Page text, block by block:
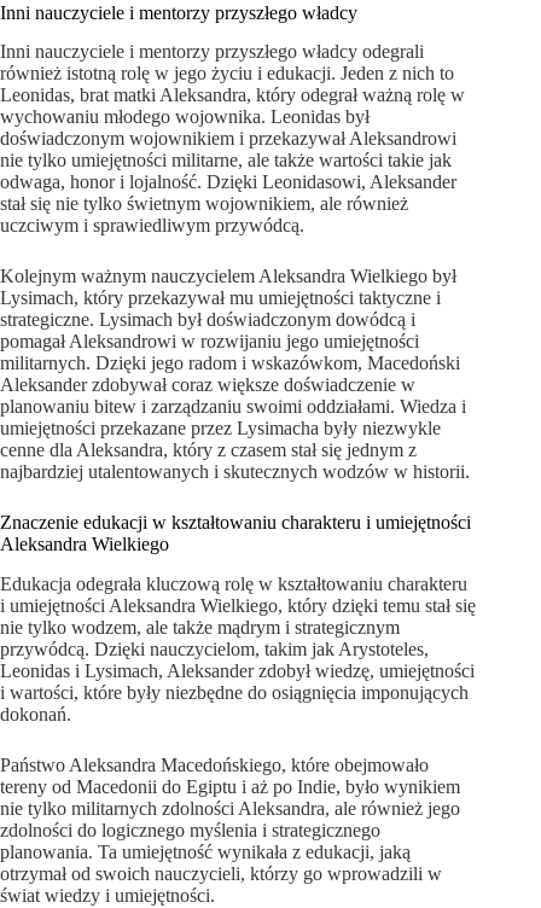
Inni nauczyciele i mentorzy przyszłego władcy
Inni nauczyciele i mentorzy przyszłego władcy odegrali
również istotną rolę w jego życiu i edukacji. Jeden z nich to
Leonidas, brat matki Aleksandra, który odegrał ważną rolę w
wychowaniu młodego wojownika. Leonidas był
doświadczonym wojownikiem i przekazywał Aleksandrowi
nie tylko umiejętności militarne, ale także wartości takie jak
odwaga, honor i lojalność. Dzięki Leonidasowi, Aleksander
stał się nie tylko świetnym wojownikiem, ale również
uczciwym i sprawiedliwym przywódcą.
Kolejnym ważnym nauczycielem Aleksandra Wielkiego był
Lysimach, który przekazywał mu umiejętności taktyczne i
strategiczne. Lysimach był doświadczonym dowódcą i
pomagał Aleksandrowi w rozwijaniu jego umiejętności
militarnych. Dzięki jego radom i wskazówkom, Macedoński
Aleksander zdobywał coraz większe doświadczenie w
planowaniu bitew i zarządzaniu swoimi oddziałami. Wiedza i
umiejętności przekazane przez Lysimacha były niezwykle
cenne dla Aleksandra, który z czasem stał się jednym z
najbardziej utalentowanych i skutecznych wodzów w historii.
Znaczenie edukacji w kształtowaniu charakteru i umiejętności
Aleksandra Wielkiego
Edukacja odegrała kluczową rolę w kształtowaniu charakteru
i umiejętności Aleksandra Wielkiego, który dzięki temu stał się
nie tylko wodzem, ale także mądrym i strategicznym
przywódcą. Dzięki nauczycielom, takim jak Arystoteles,
Leonidas i Lysimach, Aleksander zdobył wiedzę, umiejętności
i wartości, które były niezbędne do osiągnięcia imponujących
dokonań.
Państwo Aleksandra Macedońskiego, które obejmowało
tereny od Macedonii do Egiptu i aż po Indie, było wynikiem
nie tylko militarnych zdolności Aleksandra, ale również jego
zdolności do logicznego myślenia i strategicznego
planowania. Ta umiejętność wynikała z edukacji, jaką
otrzymał od swoich nauczycieli, którzy go wprowadzili w
świat wiedzy i umiejętności.